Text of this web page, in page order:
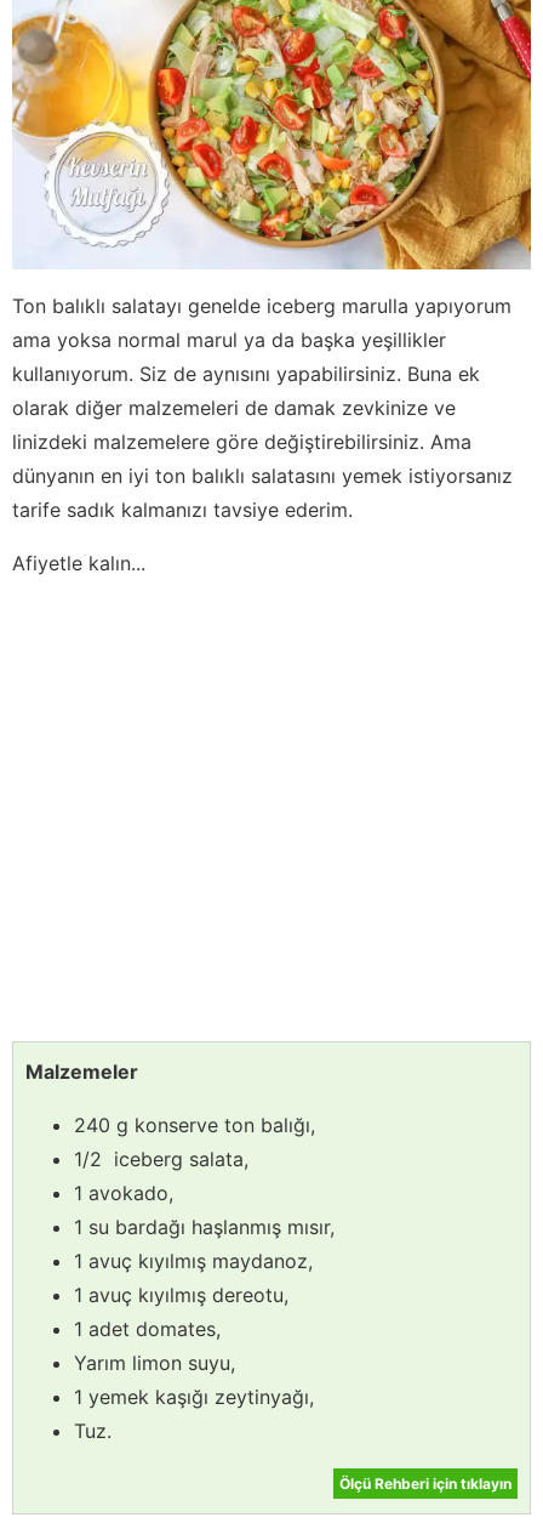
Ton balıklı salatayı genelde iceberg marulla yapıyorum
ama yoksa normal marul ya da başka yeşillikler
kullanıyorum. Siz de aynısını yapabilirsiniz. Buna ek
olarak diğer malzemeleri de damak zevkinize ve
linizdeki malzemelere göre değiştirebilirsiniz. Ama
dünyanın en iyi ton balıklı salatasını yemek istiyorsanız
tarife sadık kalmanızı tavsiye ederim.
Afiyetle kalın...
Malzemeler
240 g konserve ton balığı,
1/2 iceberg salata,
1 avokado,
1 su bardağı haşlanmış mısır,
1 avuç kıyılmış maydanoz,
1 avuç kıyılmış dereotu,
1 adet domates,
Yarım limon suyu,
1 yemek kaşığı zeytinyağı,
Tuz.
Ölçü Rehberi için tıklayın